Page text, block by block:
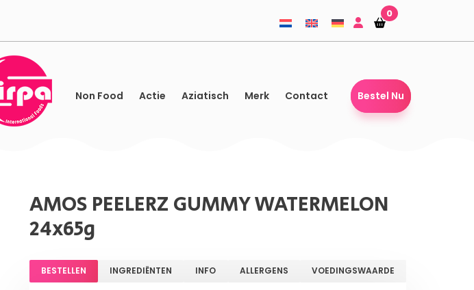
Winkelmandje
Winkelmandje
0
Non Food Actie Aziatisch Merk Contact Bestel Nu
AMOS PEELERZ GUMMY WATERMELON
24x65g
BESTELLEN INGREDIËNTEN INFO ALLERGENS VOEDINGSWAARDE